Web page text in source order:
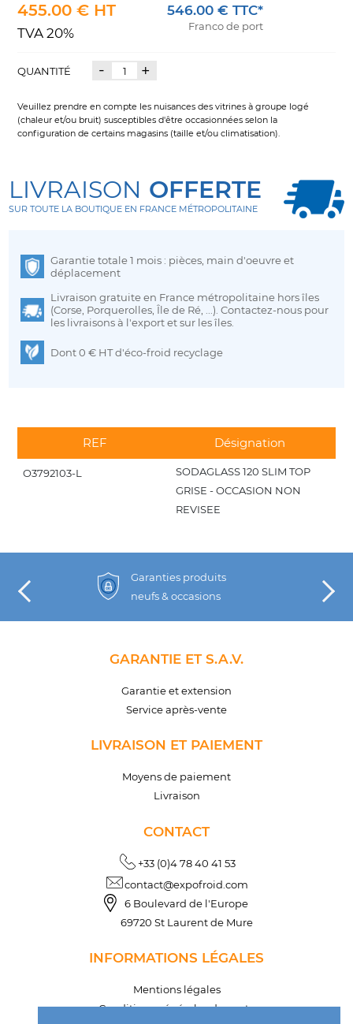
455.00 € HT 546.00 € TTC*
Franco de port
TVA 20%
+
QUANTITÉ -
Veuillez prendre en compte les nuisances des vitrines à groupe logé
(chaleur et/ou bruit) susceptibles d'être occasionnées selon la
configuration de certains magasins (taille et/ou climatisation).
LIVRAISON OFFERTE
SUR TOUTE LA BOUTIQUE EN FRANCE MÉTROPOLITAINE
Garantie totale 1 mois : pièces, main d'oeuvre et
déplacement
Livraison gratuite en France métropolitaine hors îles
(Corse, Porquerolles, Île de Ré, ...). Contactez-nous pour
les livraisons à l'export et sur les îles.
Dont 0 € HT d'éco-froid recyclage
REF Désignation
O3792103-L
SODAGLASS 120 SLIM TOP
GRISE - OCCASION NON
REVISEE
Garanties produits
neufs & occasions
GARANTIE ET S.A.V.
Garantie et extension
Service après-vente
LIVRAISON ET PAIEMENT
Moyens de paiement
Livraison
CONTACT
+33 (0)4 78 40 41 53
contact@expofroid.com
6 Boulevard de l'Europe
69720 St Laurent de Mure
INFORMATIONS LÉGALES
Mentions légales
Conditions générales de vente